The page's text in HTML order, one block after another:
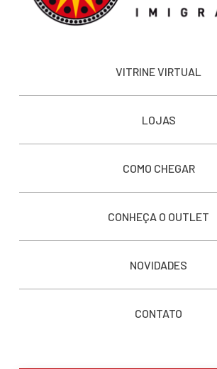
VITRINE VIRTUAL
LOJAS
COMO CHEGAR
CONHEÇA O OUTLET
NOVIDADES
CONTATO